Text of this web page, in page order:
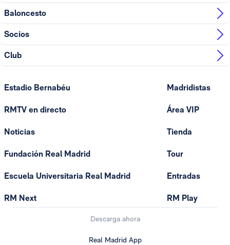
Baloncesto
Socios
Club
Estadio Bernabéu
RMTV en directo
Noticias
Fundación Real Madrid
Escuela Universitaria Real Madrid
RM Next
Madridistas
Área VIP
Tienda
Tour
Entradas
RM Play
Descarga ahora
Real Madrid App